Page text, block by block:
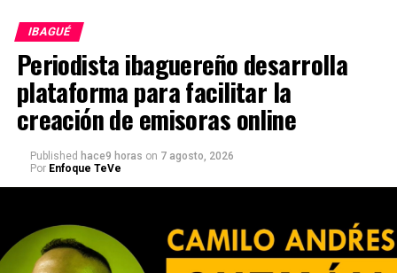
IBAGUÉ
Periodista ibaguereño desarrolla
plataforma para facilitar la
creación de emisoras online
Published hace9 horas on 7 agosto, 2026
Por Enfoque TeVe